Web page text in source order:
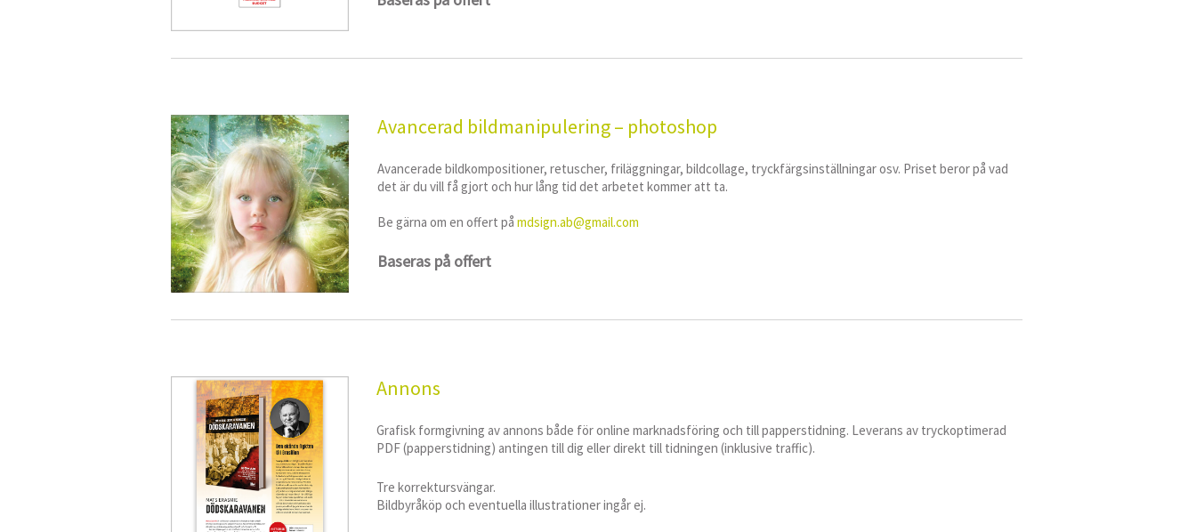
Avancerad bildmanipulering – photoshop
Avancerade bildkompositioner, retuscher, friläggningar, bildcollage, tryckfärgsinställningar osv. Priset beror på vad
det är du vill få gjort och hur lång tid det arbetet kommer att ta.
Be gärna om en offert på mdsign.ab@gmail.com
Baseras på offert
Annons
​Grafisk formgivning av annons både för online marknadsföring och till papperstidning. Leverans av tryckoptimerad
PDF (papperstidning) antingen till dig eller direkt till tidningen (inklusive traffic).
Tre korrektursvängar.
Bildbyråköp och eventuella illustrationer ingår ej.